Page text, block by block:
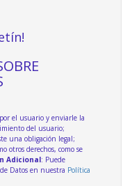
el usuario y enviarle la
del usuario;
una obligación legal;
otros derechos, como se
Adicional: Puede
Datos en nuestra Política